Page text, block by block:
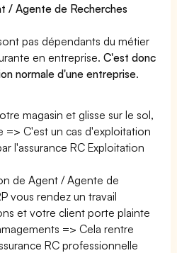
/ Agente de Recherches
pas dépendants du métier
en entreprise.C'est donc
normale d'une entreprise.
magasin et glisse sur le sol,
=> C'est un cas d'exploitation
l'assurance RC Exploitation
de Agent / Agente de
vous rendez un travail
et votre client porte plainte
=> Cela rentre
RC professionnelle